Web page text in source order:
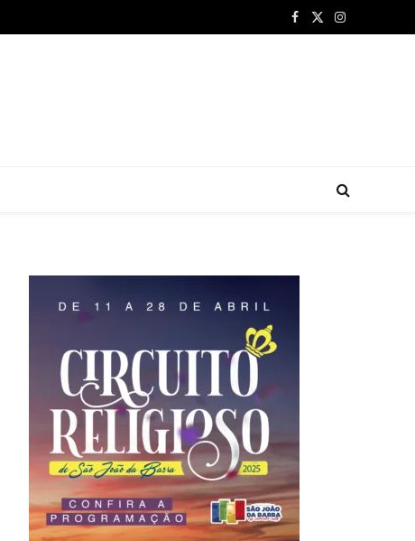
Facebook
X
Instagram